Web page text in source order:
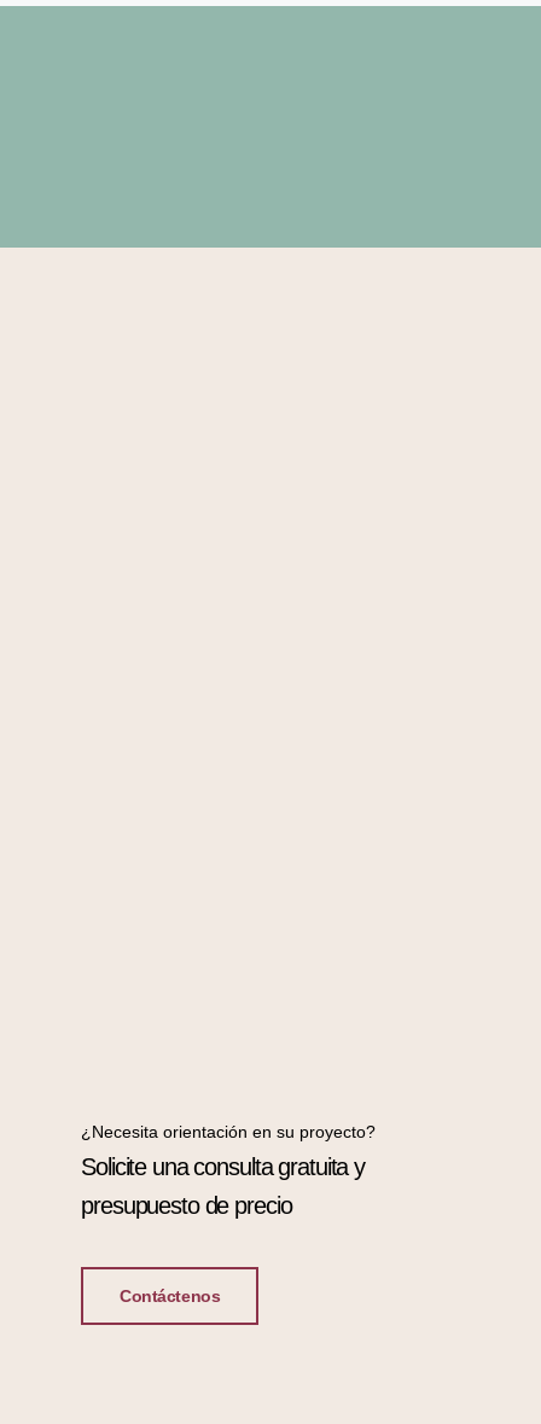
¿Necesita orientación en su proyecto?
Solicite una consulta gratuita y
presupuesto de precio
Contáctenos